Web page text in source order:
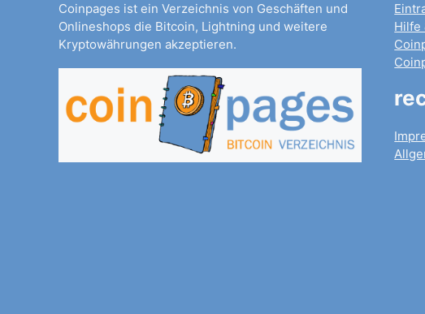
Coinpages ist ein Verzeichnis von Geschäften und
Onlineshops die Bitcoin, Lightning und weitere
Kryptowährungen akzeptieren.
Hilfe